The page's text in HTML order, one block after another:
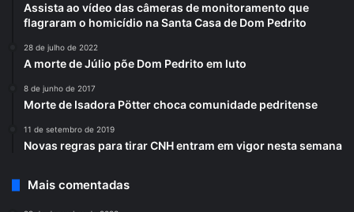
Assista ao vídeo das câmeras de monitoramento que
flagraram o homicídio na Santa Casa de Dom Pedrito
28 de julho de 2022
A morte de Júlio põe Dom Pedrito em luto
8 de junho de 2017
Morte de Isadora Pötter choca comunidade pedritense
11 de setembro de 2019
Novas regras para tirar CNH entram em vigor nesta semana
Mais comentadas